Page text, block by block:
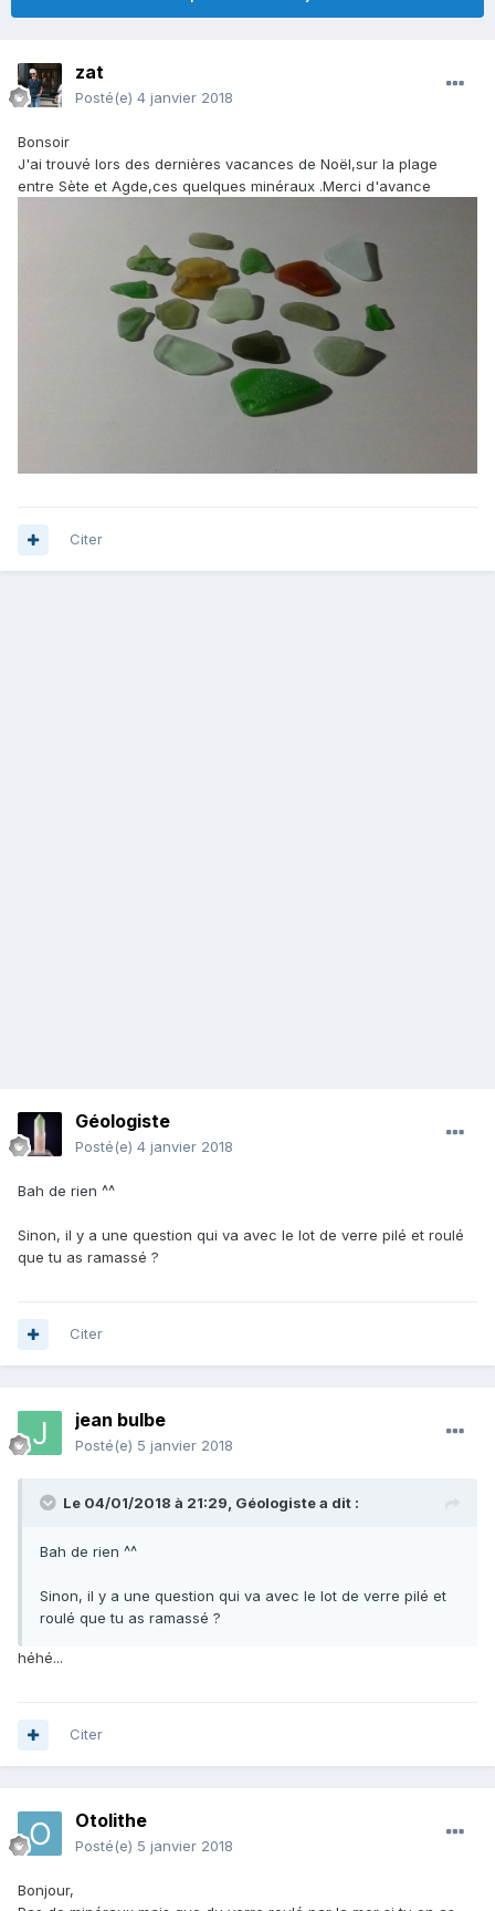
zat
Posté(e) 4 janvier 2018
Bonsoir
J'ai trouvé lors des dernières vacances de Noël,sur la plage
entre Sète et Agde,ces quelques minéraux .Merci d'avance
Citer
Géologiste
Posté(e) 4 janvier 2018
Bah de rien ^^
Sinon, il y a une question qui va avec le lot de verre pilé et roulé
que tu as ramassé ?
Citer
jean bulbe
Posté(e) 5 janvier 2018
Le 04/01/2018 à 21:29, Géologistea dit :
Bah de rien ^^
Sinon, il y a une question qui va avec le lot de verre pilé et
roulé que tu as ramassé ?
héhé...
Citer
Otolithe
Posté(e) 5 janvier 2018
Bonjour,